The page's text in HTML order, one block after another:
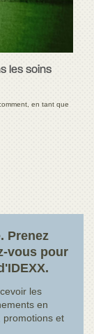
les soins
en tant que
Prenez
vous pour